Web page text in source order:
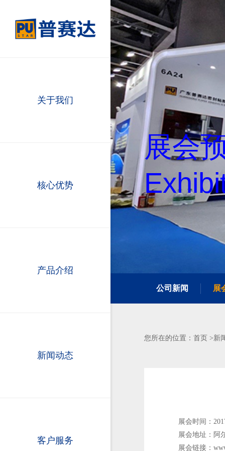
关于我们
核心优势
产品介绍
新闻动态
客户服务
展会
公司新闻 展
您所在的位置：首页 >新
展会时间：
展会地址：阿
展会链接：